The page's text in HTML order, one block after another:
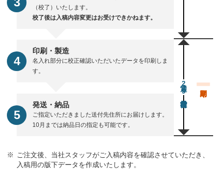
（校了）いたします。
校了後は入稿内容変更はお受けできかねます。
印刷・製造
名入れ部分に校正確認いただいたデータを印刷しま
す。
発送・納品
ご指定いただきました送付先住所にお届けします。
10月までは納品日の指定も可能です。
通常29営業日後出荷
ご注文後、当社スタッフがご入稿内容を確認させていただき、
入稿用の版下データを作成いたします。